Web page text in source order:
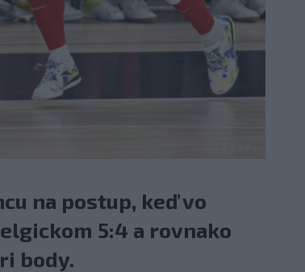
na postup, keď vo
5:4 a rovnako
body.